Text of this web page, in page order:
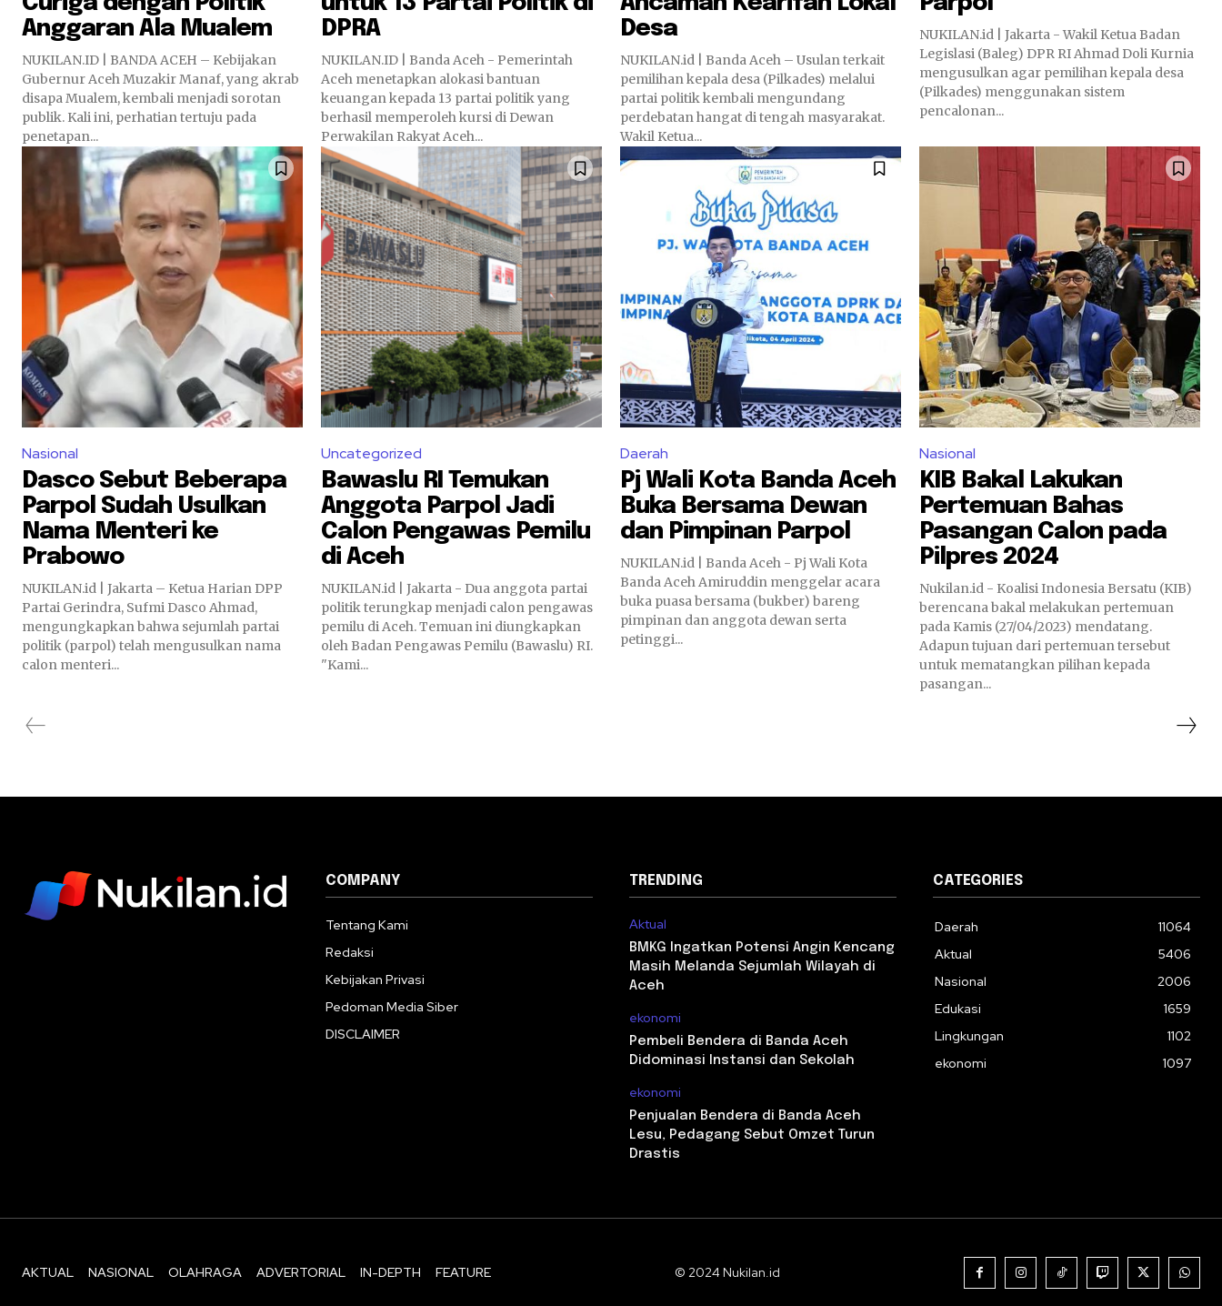
Anggaran Ala Mualem
NUKILAN.ID | BANDA ACEH – Kebijakan
Gubernur Aceh Muzakir Manaf, yang akrab
disapa Mualem, kembali menjadi sorotan
publik. Kali ini, perhatian tertuju pada
penetapan...
DPRA
NUKILAN.ID | Banda Aceh - Pemerintah
Aceh menetapkan alokasi bantuan
keuangan kepada 13 partai politik yang
berhasil memperoleh kursi di Dewan
Perwakilan Rakyat Aceh...
Desa
NUKILAN.id | Banda Aceh – Usulan terkait
pemilihan kepala desa (Pilkades) melalui
partai politik kembali mengundang
perdebatan hangat di tengah masyarakat.
Wakil Ketua...
NUKILAN.id | Jakarta - Wakil Ketua Badan
Legislasi (Baleg) DPR RI Ahmad Doli Kurnia
mengusulkan agar pemilihan kepala desa
(Pilkades) menggunakan sistem
pencalonan...
Nasional
Dasco Sebut Beberapa
Parpol Sudah Usulkan
Nama Menteri ke
Prabowo
NUKILAN.id | Jakarta – Ketua Harian DPP
Partai Gerindra, Sufmi Dasco Ahmad,
mengungkapkan bahwa sejumlah partai
politik (parpol) telah mengusulkan nama
calon menteri...
Uncategorized
Bawaslu RI Temukan
Anggota Parpol Jadi
Calon Pengawas Pemilu
di Aceh
NUKILAN.id | Jakarta - Dua anggota partai
politik terungkap menjadi calon pengawas
pemilu di Aceh. Temuan ini diungkapkan
oleh Badan Pengawas Pemilu (Bawaslu) RI.
"Kami...
Daerah
Pj Wali Kota Banda Aceh
Buka Bersama Dewan
dan Pimpinan Parpol
NUKILAN.id | Banda Aceh - Pj Wali Kota
Banda Aceh Amiruddin menggelar acara
buka puasa bersama (bukber) bareng
pimpinan dan anggota dewan serta
petinggi...
Nasional
KIB Bakal Lakukan
Pertemuan Bahas
Pasangan Calon pada
Pilpres 2024
Nukilan.id - Koalisi Indonesia Bersatu (KIB)
berencana bakal melakukan pertemuan
pada Kamis (27/04/2023) mendatang.
Adapun tujuan dari pertemuan tersebut
untuk mematangkan pilihan kepada
pasangan...
COMPANY
Tentang Kami
Redaksi
Kebijakan Privasi
Pedoman Media Siber
DISCLAIMER
TRENDING
Aktual
BMKG Ingatkan Potensi Angin Kencang
Masih Melanda Sejumlah Wilayah di
Aceh
ekonomi
Pembeli Bendera di Banda Aceh
Didominasi Instansi dan Sekolah
ekonomi
Penjualan Bendera di Banda Aceh
Lesu, Pedagang Sebut Omzet Turun
Drastis
CATEGORIES
Daerah
11064
Aktual
5406
Nasional
2006
Edukasi
1659
Lingkungan
1102
ekonomi
1097
AKTUAL NASIONAL OLAHRAGA ADVERTORIAL IN-DEPTH FEATURE © 2024 Nukilan.id